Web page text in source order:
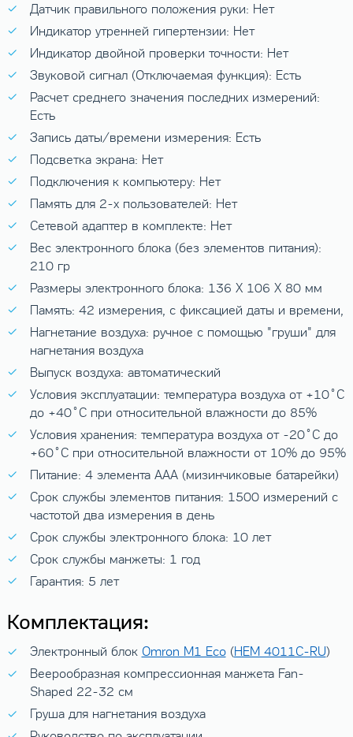
Датчик правильного положения руки: Нет
Индикатор утренней гипертензии: Нет
Индикатор двойной проверки точности: Нет
Звуковой сигнал (Отключаемая функция): Есть
Расчет среднего значения последних измерений:
Есть
Запись даты/времени измерения: Есть
Подсветка экрана: Нет
Подключения к компьютеру: Нет
Память для 2-х пользователей: Нет
Сетевой адаптер в комплекте: Нет
Вес электронного блока (без элементов питания):
210 гр
Размеры электронного блока: 136 X 106 X 80 мм
Память: 42 измерения, с фиксацией даты и времени,
Нагнетание воздуха: ручное с помощью "груши" для
нагнетания воздуха
Выпуск воздуха: автоматический
Условия эксплуатации: температура воздуха от +10˚C
до +40˚C при относительной влажности до 85%
Условия хранения: температура воздуха от -20˚C до
+60˚C при относительной влажности от 10% до 95%
Питание: 4 элемента AAA (мизинчиковые батарейки)
Срок службы элементов питания: 1500 измерений с
частотой два измерения в день
Срок службы электронного блока: 10 лет
Срок службы манжеты: 1 год
Гарантия: 5 лет
Комплектация:
Электронный блок Omron M1 Eco(HEM 4011C-RU)
Веерообразная компрессионная манжета Fan-
Shaped 22-32 см
Груша для нагнетания воздуха